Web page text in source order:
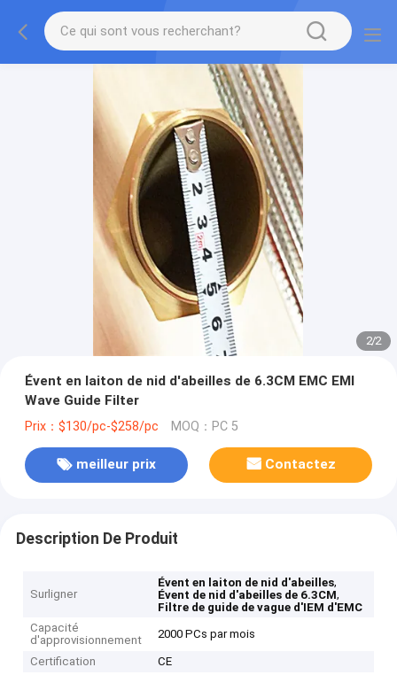
2/2
Évent en laiton de nid d'abeilles de 6.3CM EMC EMI
Wave Guide Filter
Prix：$130/pc-$258/pc MOQ：PC 5
meilleur prix Contactez
Description De Produit
Surligner
Évent en laiton de nid d'abeilles,
Évent de nid d'abeilles de 6.3CM,
Filtre de guide de vague d'IEM d'EMC
Capacité
d'approvisionnement
2000 PCs par mois
Certification
CE